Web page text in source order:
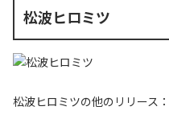
松波ヒロミツ
松波ヒロミツの他のリリース：